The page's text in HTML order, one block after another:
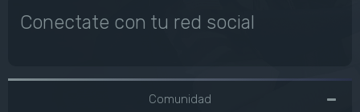
Conectate con tu red social
Comunidad